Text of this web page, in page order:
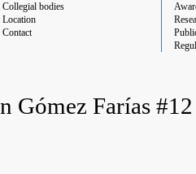
Collegial bodies
Location
Contact
Gómez Farías